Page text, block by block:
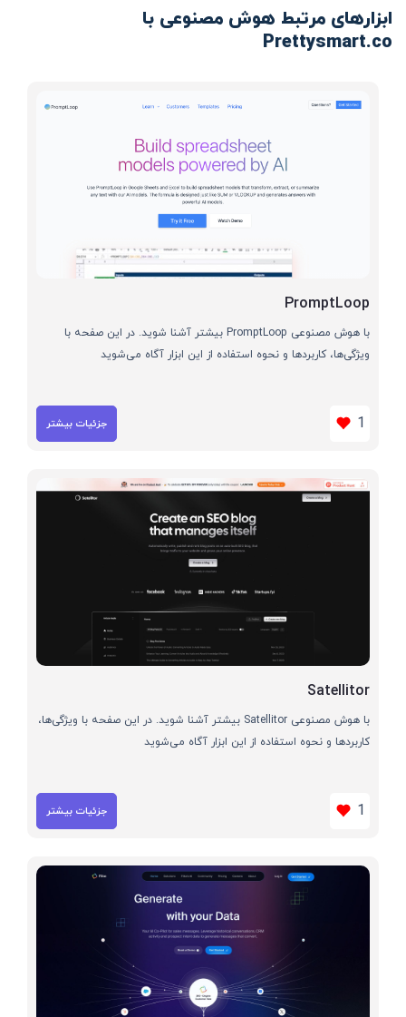
ابزارهای مرتبط هوش مصنوعی با
Prettysmart.co
PromptLoop
با هوش مصنوعی PromptLoop بیشتر آشنا شوید. در این صفحه با
ویژگی‌ها، کاربردها و نحوه استفاده از این ابزار آگاه می‌شوید
1 جزئیات بیشتر
Satellitor
با هوش مصنوعی Satellitor بیشتر آشنا شوید. در این صفحه با ویژگی‌ها،
کاربردها و نحوه استفاده از این ابزار آگاه می‌شوید
1 جزئیات بیشتر